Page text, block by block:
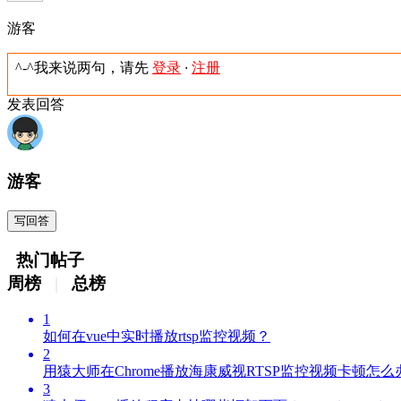
游客
^-^我来说两句，请先 登录 · 注册
发表回答
游客
写回答
热门帖子
周榜
总榜
1
如何在vue中实时播放rtsp监控视频？
2
用猿大师在Chrome播放海康威视RTSP监控视频卡顿怎么
3